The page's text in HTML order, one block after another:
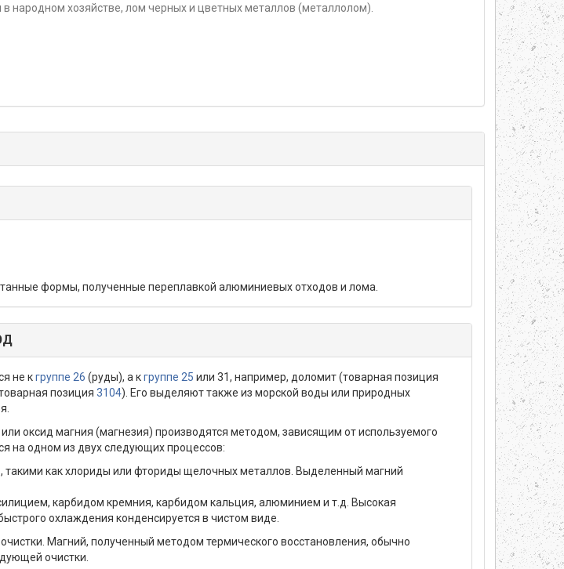
народном хозяйстве, лом черных и цветных металлов (металлолом).
формы, полученные переплавкой алюминиевых отходов и лома.
не кгруппе 26 (руды), а кгруппе 25 или 31, например, доломит (товарная позиция
позиция 3104). Его выделяют также из морской воды или природных
оксид магния (магнезия) производятся методом, зависящим от используемого
на одном из двух следующих процессов:
такими как хлориды или фториды щелочных металлов. Выделенный магний
карбидом кремния, карбидом кальция, алюминием и т.д. Высокая
охлаждения конденсируется в чистом виде.
Магний, полученный методом термического восстановления, обычно
очистки.